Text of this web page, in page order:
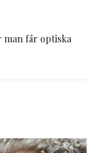
man får optiska